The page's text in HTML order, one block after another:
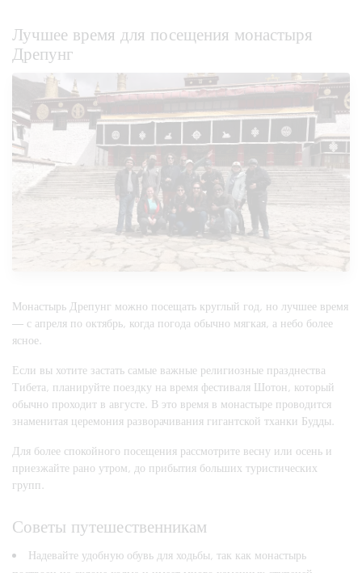
Лучшее время для посещения монастыря
Дрепунг
Монастырь Дрепунг можно посещать круглый год, но лучшее время
— с апреля по октябрь, когда погода обычно мягкая, а небо более
ясное.
Если вы хотите застать самые важные религиозные празднества
Тибета, планируйте поездку на время фестиваля Шотон, который
обычно проходит в августе. В это время в монастыре проводится
знаменитая церемония разворачивания гигантской тханки Будды.
Для более спокойного посещения рассмотрите весну или осень и
приезжайте рано утром, до прибытия больших туристических
групп.
Советы путешественникам
Надевайте удобную обувь для ходьбы, так как монастырь